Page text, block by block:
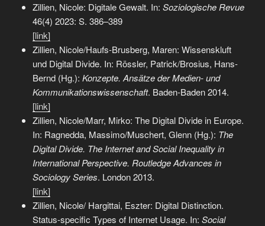
Zillien, Nicole: Digitale Gewalt. In: Soziologische Revue
46(4) 2023: S. 386–389
[link]
Zillien, Nicole/Haufs-Brusberg, Maren: Wissenskluft
und Digital Divide. In: Rössler, Patrick/Brosius, Hans-
Bernd (Hg.): Konzepte. Ansätze der Medien- und
Kommunikationswissenschaft. Baden-Baden 2014.
[link]
Zillien, Nicole/Marr, Mirko: The Digital Divide in Europe.
In: Ragnedda, Massimo/Muschert, Glenn (Hg.): The
Digital Divide. The Internet and Social Inequality in
International Perspective. Routledge Advances in
Sociology Series. London 2013.
[link]
Zillien, Nicole/ Hargittai, Eszter: Digital Distinction.
Status-specific Types of Internet Usage. In: Social